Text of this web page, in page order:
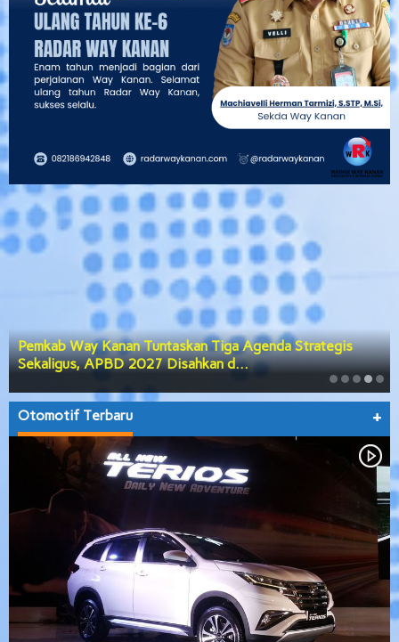
Pemkab Way Kanan Tuntaskan Tiga Agenda Strategis
Sekaligus, APBD 2027 Disahkan d…
Otomotif Terbaru +